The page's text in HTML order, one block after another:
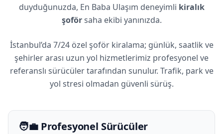
duyduğunuzda, En Baba Ulaşım deneyimli kiralık
şoförsaha ekibi yanınızda.
İstanbul’da 7/24 özel şoför kiralama; günlük, saatlik ve
şehirler arası uzun yol hizmetlerimiz profesyonel ve
referanslı sürücüler tarafından sunulur. Trafik, park ve
yol stresi olmadan güvenli sürüş.
🧑‍💼 Profesyonel Sürücüler